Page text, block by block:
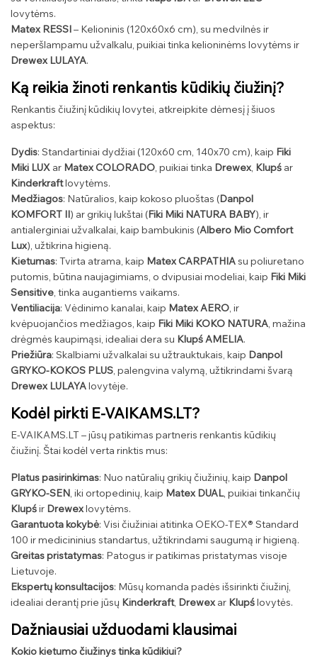
lovytėms.
Matex RESSI– Kelioninis (120x60x6 cm), su medvilnės ir
neperšlampamu užvalkalu, puikiai tinka kelioninėms lovytėms ir
Drewex LULAYA.
Ką reikia žinoti renkantis kūdikių čiužinį?
Renkantis čiužinį kūdikių lovytei, atkreipkite dėmesį į šiuos
aspektus:
Dydis: Standartiniai dydžiai (120x60 cm, 140x70 cm), kaip Fiki
Miki LUX ar Matex COLORADO, puikiai tinka Drewex, Klupś ar
Kinderkraftlovytėms.
Medžiagos: Natūralios, kaip kokoso pluoštas (Danpol
KOMFORT II) ar grikių lukštai (Fiki Miki NATURA BABY), ir
antialerginiai užvalkalai, kaip bambukinis (Albero Mio Comfort
Lux), užtikrina higieną.
Kietumas: Tvirta atrama, kaip Matex CARPATHIAsu poliuretano
putomis, būtina naujagimiams, o dvipusiai modeliai, kaip Fiki Miki
Sensitive, tinka augantiems vaikams.
Ventiliacija: Vėdinimo kanalai, kaip Matex AERO, ir
kvėpuojančios medžiagos, kaip Fiki Miki KOKO NATURA, mažina
drėgmės kaupimąsi, idealiai dera su Klupś AMELIA.
Priežiūra: Skalbiami užvalkalai su užtrauktukais, kaip Danpol
GRYKO-KOKOS PLUS, palengvina valymą, užtikrindami švarą
Drewex LULAYAlovytėje.
Kodėl pirkti E-VAIKAMS.LT?
E-VAIKAMS.LT – jūsų patikimas partneris renkantis kūdikių
čiužinį. Štai kodėl verta rinktis mus:
Platus pasirinkimas: Nuo natūralių grikių čiužinių, kaip Danpol
GRYKO-SEN, iki ortopedinių, kaip Matex DUAL, puikiai tinkančių
Klupśir Drewexlovytėms.
Garantuota kokybė: Visi čiužiniai atitinka OEKO-TEX® Standard
100 ir medicininius standartus, užtikrindami saugumą ir higieną.
Greitas pristatymas: Patogus ir patikimas pristatymas visoje
Lietuvoje.
Ekspertų konsultacijos: Mūsų komanda padės išsirinkti čiužinį,
idealiai derantį prie jūsų Kinderkraft, Drewexar Klupślovytės.
Dažniausiai užduodami klausimai
Kokio kietumo čiužinys tinka kūdikiui?